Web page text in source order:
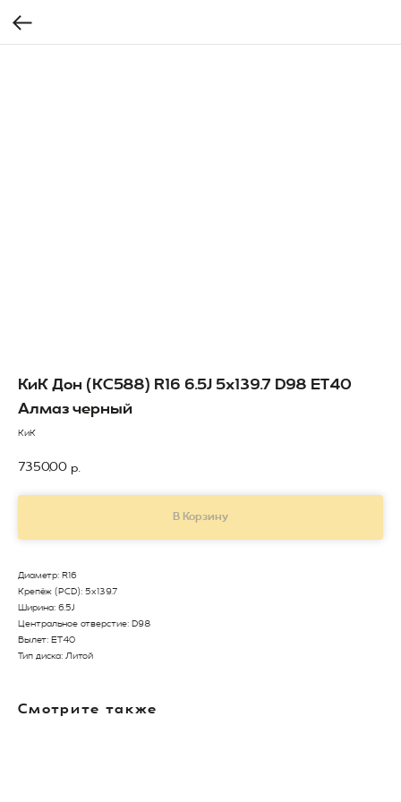
КиК Дон (КС588) R16 6.5J 5x139.7 D98 ET40
Алмаз черный
КиК
7350,00 р.
В Корзину
Диаметр: R16
Крепёж (PCD): 5x139.7
Ширина: 6.5J
Центральное отверстие: D98
Вылет: ET40
Тип диска: Литой
Смотрите также